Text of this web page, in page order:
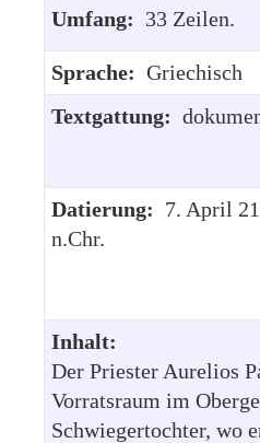
Umfang: 33 Zeilen.
Sprache: Griechisch
Textgattung:
Datierung: 7. April
n.Chr.
Inhalt:
Der Priester Aurelios
Vorratsraum im
Schwiegertochter, wo